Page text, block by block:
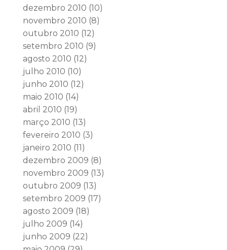
dezembro 2010 (10)
novembro 2010 (8)
outubro 2010 (12)
setembro 2010 (9)
agosto 2010 (12)
julho 2010 (10)
junho 2010 (12)
maio 2010 (14)
abril 2010 (19)
março 2010 (13)
fevereiro 2010 (3)
janeiro 2010 (11)
dezembro 2009 (8)
novembro 2009 (13)
outubro 2009 (13)
setembro 2009 (17)
agosto 2009 (18)
julho 2009 (14)
junho 2009 (22)